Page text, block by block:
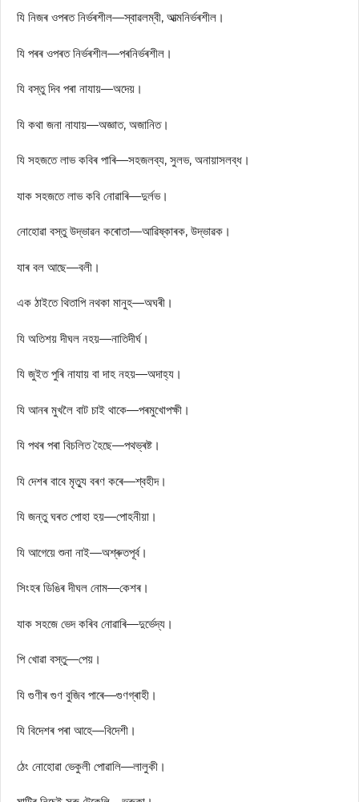
যি নিজৰ ওপৰত নিৰ্ভৰশীল—স্বাৱলম্বী, আত্মনিৰ্ভৰশীল।
যি পৰৰ ওপৰত নিৰ্ভৰশীল—পৰনিৰ্ভৰশীল।
যি বস্তু দিব পৰা নাযায়—অদেয়।
যি কথা জনা নাযায়—অজ্ঞাত, অজানিত।
যি সহজতে লাভ কবিৰ পাৰি—সহজলব্য, সুলভ, অনায়াসলব্ধ।
যাক সহজতে লাভ কবি নোৱাৰি—দুৰ্লভ।
নোহোৱা বস্তু উদ্ভাৱন কৰোতা—আৱিষ্কাৰক, উদ্ভাৱক।
যাৰ বল আছে—বলী।
এক ঠাইতে থিতাপি নথকা মানুহ—অঘৰী।
যি অতিশয় দীঘল নহয়—নাতিদীৰ্ঘ।
যি জুইত পুৰি নাযায় বা দাহ নহয়—অদাহ্য।
যি আনৰ মুখলৈ বাট চাই থাকে—পৰমুখােপক্ষী।
যি পথৰ পৰা বিচলিত হৈছে—পথভ্ৰষ্ট।
যি দেশৰ বাবে মৃত্যু বৰণ কৰে—শ্বহীদ।
যি জন্তু ঘৰত পোহা হয়—পোহনীয়া।
যি আগেয়ে শুনা নাই—অশ্ৰুতপূৰ্ব।
সিংহৰ ডিঙিৰ দীঘল নোম—কেশৰ।
যাক সহজে ভেদ কৰিব নোৱাৰি—দুর্ভেদ্য।
পি খোৱা বস্তু—পেয়।
যি গুণীৰ গুণ বুজিব পাৰে—গুণগ্ৰাহী।
যি বিদেশৰ পৰা আহে—বিদেশী।
ঠেং নোহোৱা ভেকুলী পোৱালি—লালুকী।